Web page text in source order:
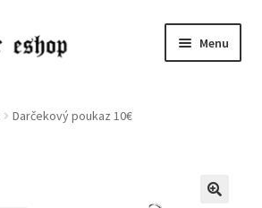
Menu
Darčekový poukaz 10€